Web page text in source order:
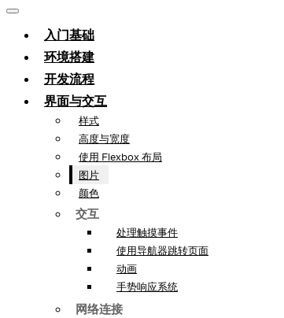
入门基础
环境搭建
开发流程
界面与交互
样式
高度与宽度
使用 Flexbox 布局
图片
颜色
交互
处理触摸事件
使用导航器跳转页面
动画
手势响应系统
网络连接